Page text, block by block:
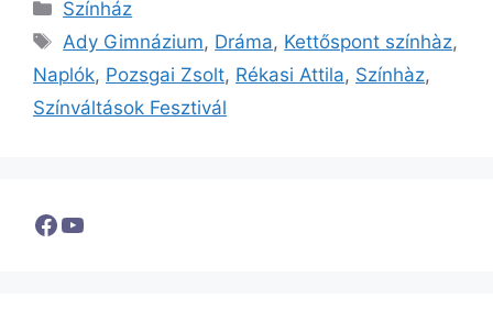
Kategória
Színház
Címkék
Ady Gimnázium, Dráma, Kettőspont színhàz,
Naplók, Pozsgai Zsolt, Rékasi Attila, Színhàz,
Színváltások Fesztivál
Facebook
YouTube